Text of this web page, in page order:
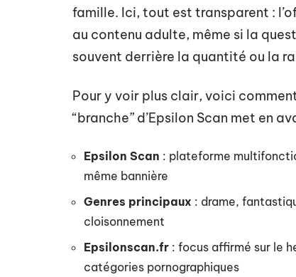
famille. Ici, tout est transparent :
au contenu adulte, même si la
souvent derrière la quantité ou la
Pour y voir plus clair, voici
“branche” d’Epsilon Scan met en
Epsilon Scan : plateforme
même bannière
Genres principaux : drame,
cloisonnement
Epsilonscan.fr : focus affirmé sur le
catégories pornographiques